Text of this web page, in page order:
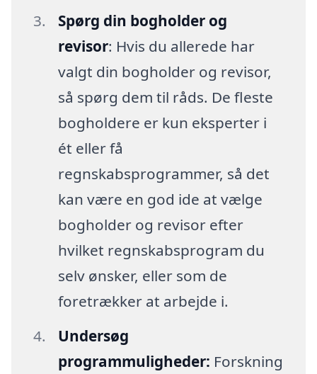
Spørg din bogholder og
revisor: Hvis du allerede har
valgt din bogholder og revisor,
så spørg dem til råds. De fleste
bogholdere er kun eksperter i
ét eller få
regnskabsprogrammer, så det
kan være en god ide at vælge
bogholder og revisor efter
hvilket regnskabsprogram du
selv ønsker, eller som de
foretrækker at arbejde i.
Undersøg
programmuligheder: Forskning